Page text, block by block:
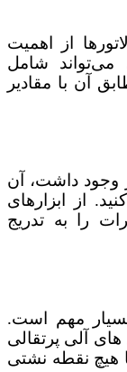
از اهمیت
شامل
آن با مقادیر
وجود داشت، آن
از ابزارهای
را به تدریج
مهم است.
آلی پرتقالی
هیچ نقطه نشتی